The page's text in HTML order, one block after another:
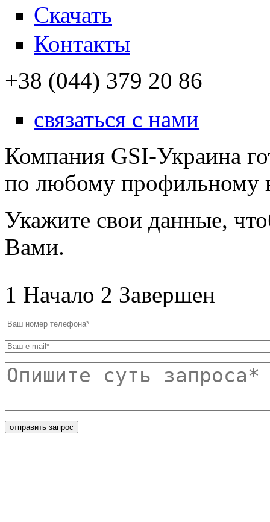
Скачать
Контакты
+38 (044) 379 20 86
связаться с нами
Компания GSI-Украина
по любому профильному
Укажите свои данные,
Вами.
1 Начало 2 Завершен
Ваш номер телефона
Ваш e-mail
Опишите суть запроса